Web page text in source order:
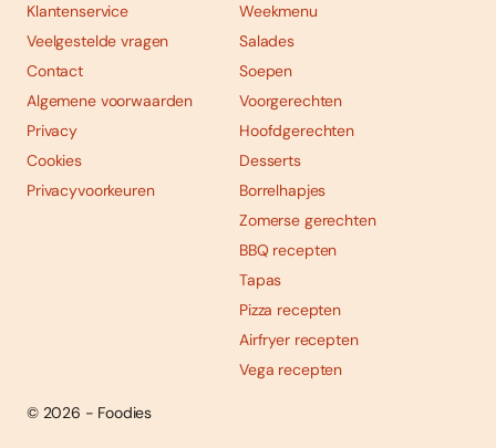
Klantenservice
Veelgestelde vragen
Contact
Algemene voorwaarden
Privacy
Cookies
Privacyvoorkeuren
Weekmenu
Salades
Soepen
Voorgerechten
Hoofdgerechten
Desserts
Borrelhapjes
Zomerse gerechten
BBQ recepten
Tapas
Pizza recepten
Airfryer recepten
Vega recepten
© 2026 - Foodies